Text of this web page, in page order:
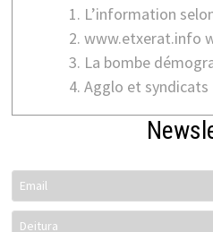
L’information
www.etxerat.info
La bombe
Agglo et syndicats